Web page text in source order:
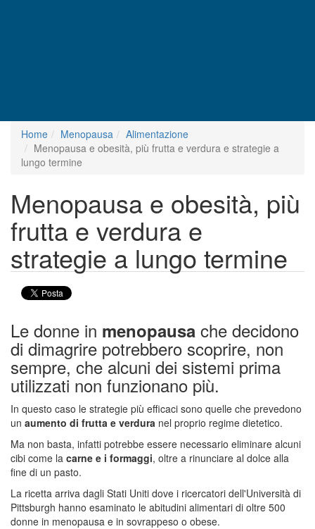
Home Menopausa
Alimentazione
Menopausa e obesità, più frutta e verdura e strategie a
lungo termine
Menopausa e obesità, più
frutta e verdura e
strategie a lungo termine
Le donne in menopausa che decidono
di dimagrire potrebbero scoprire, non
sempre, che alcuni dei sistemi prima
utilizzati non funzionano più.
In questo caso le strategie più efficaci sono quelle che prevedono
un aumento di frutta e verdura nel proprio regime dietetico.
Ma non basta, infatti potrebbe essere necessario eliminare alcuni
cibi come la carne e i formaggi, oltre a rinunciare al dolce alla
fine di un pasto.
La ricetta arriva dagli Stati Uniti dove i ricercatori dell'Università di
Pittsburgh hanno esaminato le abitudini alimentari di oltre 500
donne in menopausa e in sovrappeso o obese.